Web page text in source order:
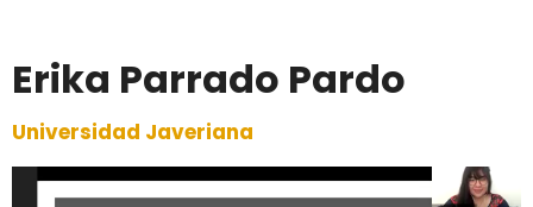
Erika Parrado Pardo
Universidad Javeriana